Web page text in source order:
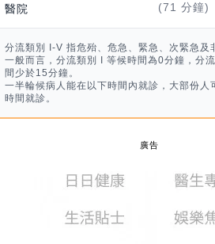
醫院
(71 分鐘)
分流類別 I-V 指危殆、危急、緊急、次緊急及
一般而言，分流類別 I 等候時間為0分鐘，分
間少於15分鐘。
一半輪候病人能在以下時間內就診，大部份人
時間就診。
廣告